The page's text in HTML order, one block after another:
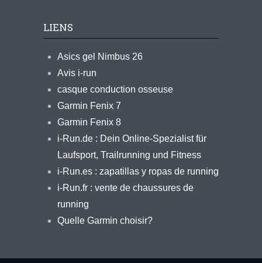
LIENS
Asics gel Nimbus 26
Avis i-run
casque conduction osseuse
Garmin Fenix 7
Garmin Fenix 8
i-Run.de : Dein Online-Spezialist für
Laufsport, Trailrunning und Fitness
i-Run.es : zapatillas y ropas de running
i-Run.fr : vente de chaussures de
running
Quelle Garmin choisir?